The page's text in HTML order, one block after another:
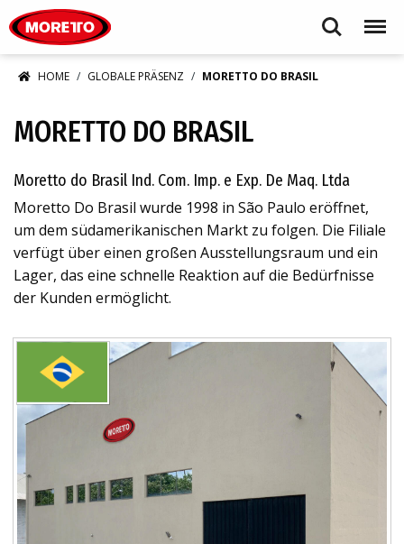
Search Menu
HOME GLOBALE PRÄSENZ MORETTO DO BRASIL
MORETTO DO BRASIL
Moretto do Brasil Ind. Com. Imp. e Exp. De Maq. Ltda
Moretto Do Brasil wurde 1998 in São Paulo eröffnet,
um dem südamerikanischen Markt zu folgen. Die Filiale
verfügt über einen großen Ausstellungsraum und ein
Lager, das eine schnelle Reaktion auf die Bedürfnisse
der Kunden ermöglicht.